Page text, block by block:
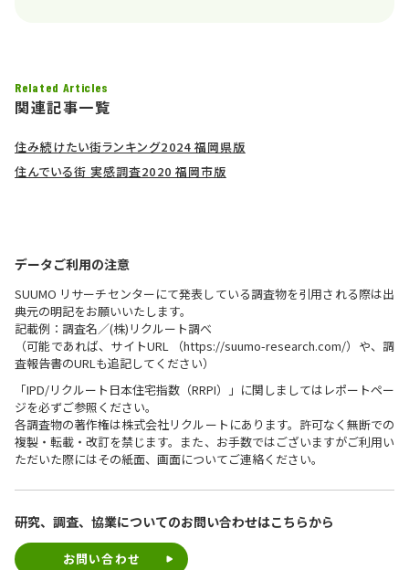
Related Articles
関連記事一覧
住み続けたい街ランキング2024 福岡県版
住んでいる街 実感調査2020 福岡市版
データご利用の注意
SUUMO リサーチセンターにて発表している調査物を引用される際は出
典元の明記をお願いいたします。
記載例：調査名／(株)リクルート調べ
（可能であれば、サイトURL （https://suumo-research.com/）や、調
査報告書のURLも追記してください）
「IPD/リクルート日本住宅指数（RRPI）」に関しましてはレポートペー
ジを必ずご参照ください。
各調査物の著作権は株式会社リクルートにあります。許可なく無断での
複製・転載・改訂を禁じます。また、お手数ではございますがご利用い
ただいた際にはその紙面、画面についてご連絡ください。
研究、調査、協業についてのお問い合わせはこちらから
お問い合わせ